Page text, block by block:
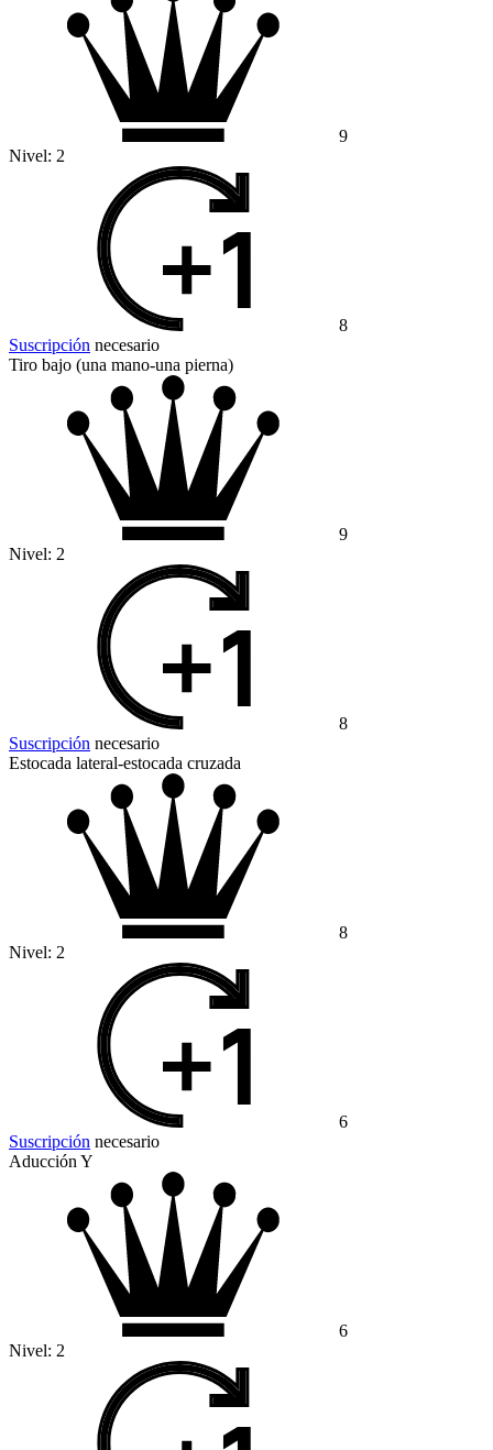
9
Nivel: 2
8
Suscripción necesario
Tiro bajo (una mano-una pierna)
9
Nivel: 2
8
Suscripción necesario
Estocada lateral-estocada cruzada
8
Nivel: 2
6
Suscripción necesario
Aducción Y
6
Nivel: 2